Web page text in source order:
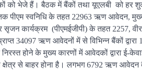
को भेजे हैं। बैठक में बैंकों तथा यूएलबी को हर
पीएम स्वनिधि के तहत 22963 ऋण आवेदन,
सृजन कार्यक्रम (पीएमईजीपी) के तहत 2257,
34097 ऋण आवेदनों में से विभिन्न बैंकों द्वारा
होने के मुख्य कारणों में आवेदकों द्वारा ई-
क्षेत्र से बाहर होना है। लगभग 6792 ऋण आवेदन